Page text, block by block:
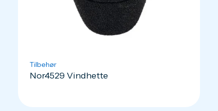
Tilbehør
Nor4529 Vindhette